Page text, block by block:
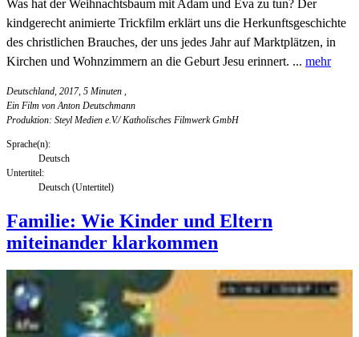
Was hat der Weihnachtsbaum mit Adam und Eva zu tun? Der
kindgerecht animierte Trickfilm erklärt uns die Herkunftsgeschichte
des christlichen Brauches, der uns jedes Jahr auf Marktplätzen, in
Kirchen und Wohnzimmern an die Geburt Jesu erinnert. ... mehr
Deutschland, 2017, 5 Minuten ,
Ein Film von Anton Deutschmann
Produktion: Steyl Medien e.V./ Katholisches Filmwerk GmbH
Sprache(n):
Deutsch
Untertitel:
Deutsch (Untertitel)
Familie: Wie Kinder und Eltern
miteinander klarkommen